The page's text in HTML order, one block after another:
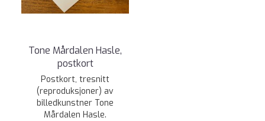
Tone Mårdalen Hasle,
postkort
Postkort, tresnitt
(reproduksjoner) av
billedkunstner Tone
Mårdalen Hasle.